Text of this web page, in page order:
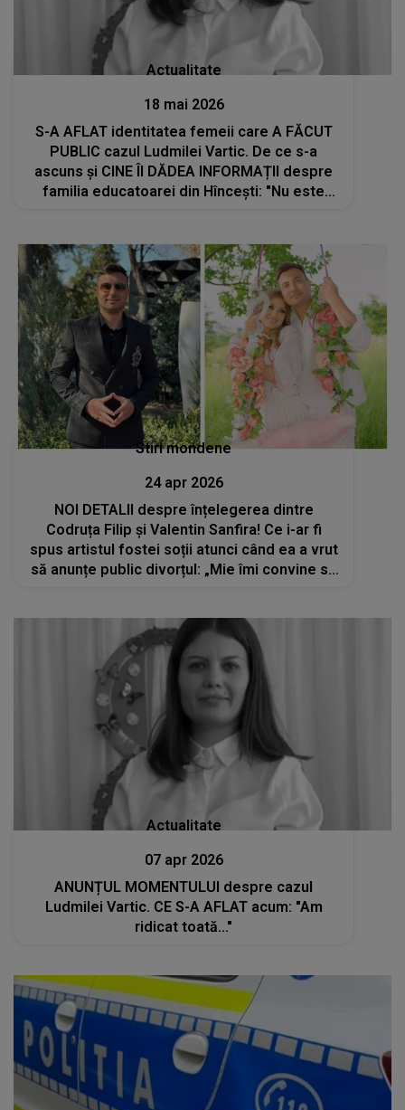
Actualitate
18 mai 2026
S-A AFLAT identitatea femeii care A FĂCUT
PUBLIC cazul Ludmilei Vartic. De ce s-a
ascuns și CINE ÎI DĂDEA INFORMAȚII despre
familia educatoarei din Hîncești: "Nu este
Stiri mondene
24 apr 2026
NOI DETALII despre înțelegerea dintre
Codruța Filip și Valentin Sanfira! Ce i-ar fi
spus artistul fostei soții atunci când ea a vrut
să anunțe public divorțul: „Mie îmi convine să
Actualitate
07 apr 2026
ANUNȚUL MOMENTULUI despre cazul
Ludmilei Vartic. CE S-A AFLAT acum: "Am
ridicat toată..."